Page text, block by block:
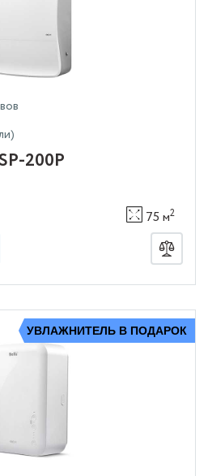
200P
75 м2
УВЛАЖНИТЕЛЬ В ПОДАРОК